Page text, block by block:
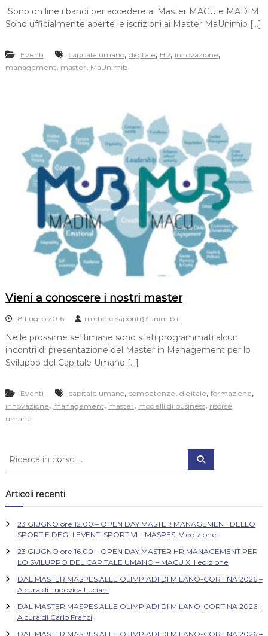
Sono on line i bandi per accedere ai Master MACU e MADIM.
Sono ufficialmente aperte le iscrizioni ai Master MaUnimib […]
Eventi capitale umano, digitale, HR, innovazione,
management, master, MaUnimib
Vieni a conoscere i nostri master
18 Luglio 2016 michele.saporiti@unimib.it
Nelle prossime settimane sono stati programmati alcuni
incontri di presentazione del Master in Management per lo
Sviluppo del Capitale Umano […]
Eventi capitale umano, competenze, digitale, formazione,
innovazione, management, master, modelli di business, risorse
umane
C
c
a
C
Articoli recenti
23 GIUGNO ore 12.00 – OPEN DAY MASTER MANAGEMENT DELLO
SPORT E DEGLI EVENTI SPORTIVI – MASPES IV edizione
23 GIUGNO ore 16.00 – OPEN DAY MASTER HR MANAGEMENT PER
LO SVILUPPO DEL CAPITALE UMANO – MACU XIII edizione
DAL MASTER MASPES ALLE OLIMPIADI DI MILANO-CORTINA 2026 –
A cura di Ludovica Luciani
DAL MASTER MASPES ALLE OLIMPIADI DI MILANO-CORTINA 2026 –
A cura di Carlo Franci
DAL MASTER MASPES ALLE OLIMPIADI DI MILANO-CORTINA 2026 –